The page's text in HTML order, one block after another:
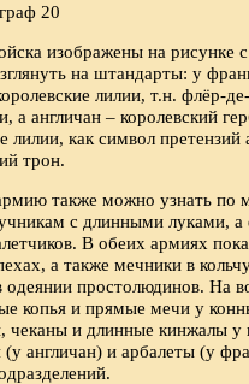
изображены на рисунке
на штандарты: у
лилии, т.н. флёр-
а англичан – королевский
лилии, как символ претензий
трон.
также можно узнать по
с длинными луками,
В обеих армиях
а также мечники в
одеянии простолюдинов. На
копья и прямые мечи у
чеканы и длинные кинжалы у
англичан) и арбалеты (у